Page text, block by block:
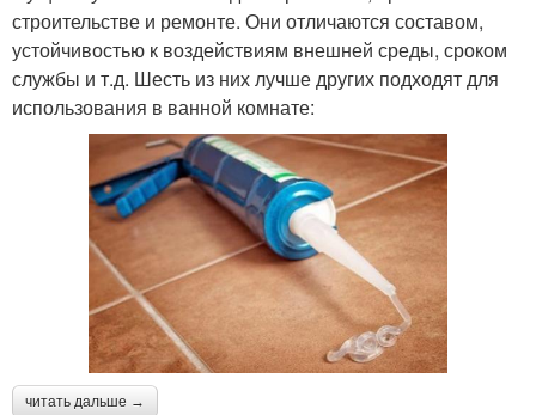
строительстве и ремонте. Они отличаются составом,
устойчивостью к воздействиям внешней среды, сроком
службы и т.д. Шесть из них лучше других подходят для
использования в ванной комнате:
читать дальше →